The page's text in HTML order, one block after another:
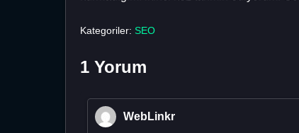
Kategoriler: SEO
1 Yorum
WebLinkr